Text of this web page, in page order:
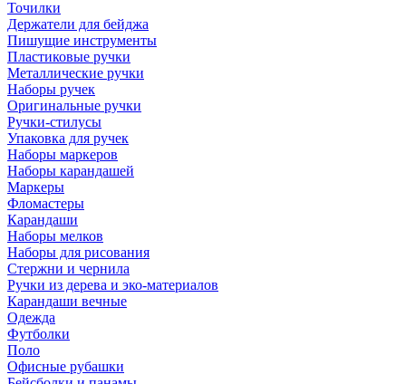
Точилки
Держатели для бейджа
Пишущие инструменты
Пластиковые ручки
Металлические ручки
Наборы ручек
Оригинальные ручки
Ручки-стилусы
Упаковка для ручек
Наборы маркеров
Наборы карандашей
Маркеры
Фломастеры
Карандаши
Наборы мелков
Наборы для рисования
Стержни и чернила
Ручки из дерева и эко-материалов
Карандаши вечные
Одежда
Футболки
Поло
Офисные рубашки